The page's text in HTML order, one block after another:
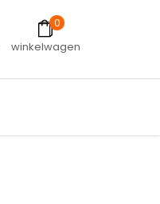
0
winkelwagen